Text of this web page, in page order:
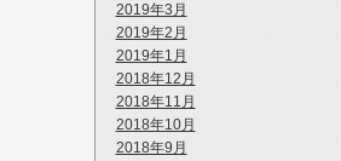
2019年3月
2019年2月
2019年1月
2018年12月
2018年11月
2018年10月
2018年9月